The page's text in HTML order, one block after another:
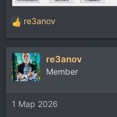
Р
е
а
к
ц
и
и
:
re3anov
re3anov
Member
1 Мар 2026